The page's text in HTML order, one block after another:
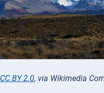
CC BY 2.0, via Wikimedia